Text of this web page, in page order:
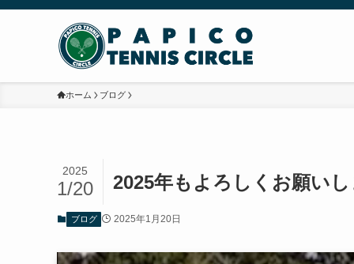
ホーム ブログ
2025年もよろしくお願いし
2025
1/20
ブログ 2025年1月20日